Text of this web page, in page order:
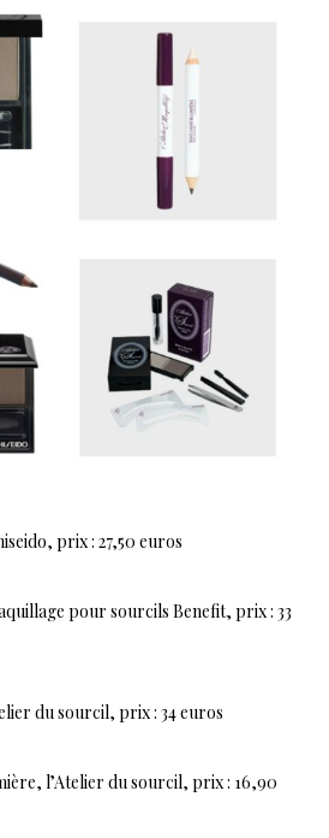
prix : 27,50 euros
pour sourcils Benefit, prix : 33
du sourcil, prix : 34 euros
l’Atelier du sourcil, prix : 16,90